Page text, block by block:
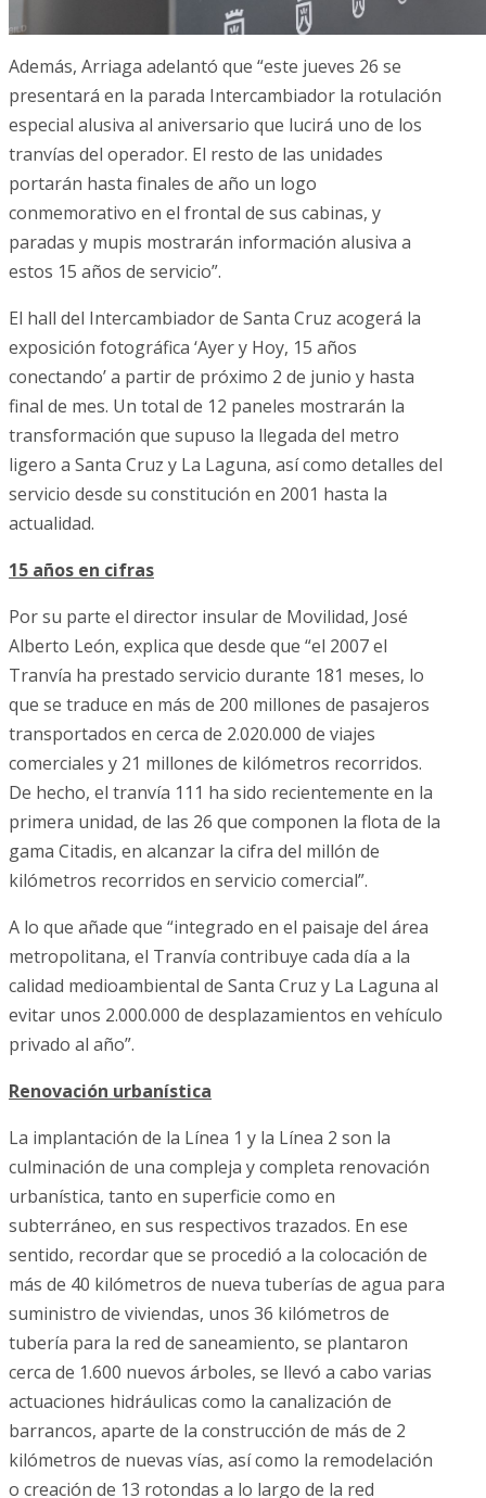
Además, Arriaga adelantó que “este jueves 26 se
presentará en la parada Intercambiador la rotulación
especial alusiva al aniversario que lucirá uno de los
tranvías del operador. El resto de las unidades
portarán hasta finales de año un logo
conmemorativo en el frontal de sus cabinas, y
paradas y mupis mostrarán información alusiva a
estos 15 años de servicio”.
El hall del Intercambiador de Santa Cruz acogerá la
exposición fotográfica ‘Ayer y Hoy, 15 años
conectando’ a partir de próximo 2 de junio y hasta
final de mes. Un total de 12 paneles mostrarán la
transformación que supuso la llegada del metro
ligero a Santa Cruz y La Laguna, así como detalles del
servicio desde su constitución en 2001 hasta la
actualidad.
15 años en cifras
Por su parte el director insular de Movilidad, José
Alberto León, explica que desde que “el 2007 el
Tranvía ha prestado servicio durante 181 meses, lo
que se traduce en más de 200 millones de pasajeros
transportados en cerca de 2.020.000 de viajes
comerciales y 21 millones de kilómetros recorridos.
De hecho, el tranvía 111 ha sido recientemente en la
primera unidad, de las 26 que componen la flota de la
gama Citadis, en alcanzar la cifra del millón de
kilómetros recorridos en servicio comercial”.
A lo que añade que “integrado en el paisaje del área
metropolitana, el Tranvía contribuye cada día a la
calidad medioambiental de Santa Cruz y La Laguna al
evitar unos 2.000.000 de desplazamientos en vehículo
privado al año”.
Renovación urbanística
La implantación de la Línea 1 y la Línea 2 son la
culminación de una compleja y completa renovación
urbanística, tanto en superficie como en
subterráneo, en sus respectivos trazados. En ese
sentido, recordar que se procedió a la colocación de
más de 40 kilómetros de nueva tuberías de agua para
suministro de viviendas, unos 36 kilómetros de
tubería para la red de saneamiento, se plantaron
cerca de 1.600 nuevos árboles, se llevó a cabo varias
actuaciones hidráulicas como la canalización de
barrancos, aparte de la construcción de más de 2
kilómetros de nuevas vías, así como la remodelación
o creación de 13 rotondas a lo largo de la red